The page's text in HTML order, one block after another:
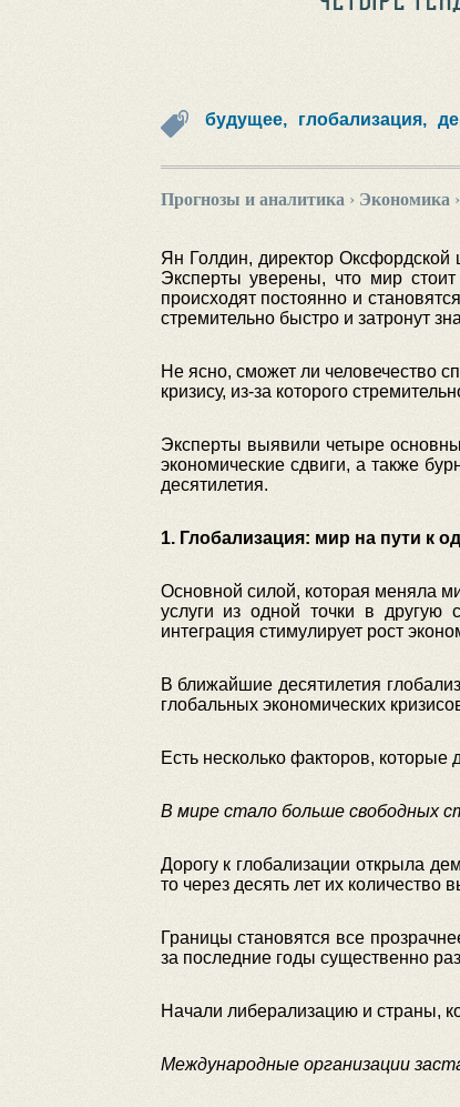
будущее, глобализация,
Прогнозы и аналитика › Экономика ›
Ян Голдин, директор Оксфордской
Эксперты уверены, что мир
происходят постоянно и
стремительно быстро и затронут
Не ясно, сможет ли человечество
кризису, из-за которого
Эксперты выявили четыре
экономические сдвиги, а также
десятилетия.
1. Глобализация: мир на пути к
Основной силой, которая меняла
услуги из одной точки в
интеграция стимулирует рост
В ближайшие десятилетия
глобальных экономических
Есть несколько факторов,
В мире стало больше свободных
Дорогу к глобализации открыла
то через десять лет их количество
Границы становятся все
за последние годы существенно
Начали либерализацию и страны,
Международные организации